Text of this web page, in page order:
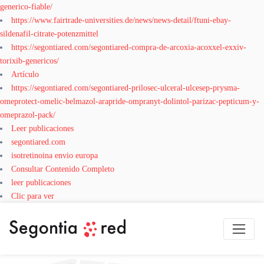
generico-fiable/
https://www.fairtrade-universities.de/news/news-detail/ftuni-ebay-
sildenafil-citrate-potenzmittel
https://segontiared.com/segontiared-compra-de-arcoxia-acoxxel-exxiv-
torixib-genericos/
Artículo
https://segontiared.com/segontiared-prilosec-ulceral-ulcesep-prysma-
omeprotect-omelic-belmazol-arapride-ompranyt-dolintol-parizac-pepticum-y-
omeprazol-pack/
Leer publicaciones
segontiared.com
isotretinoina envio europa
Consultar Contenido Completo
leer publicaciones
Clic para ver